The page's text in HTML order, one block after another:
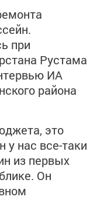
при
Рустама
ИА
района
это
у нас все-таки
из первых
Он